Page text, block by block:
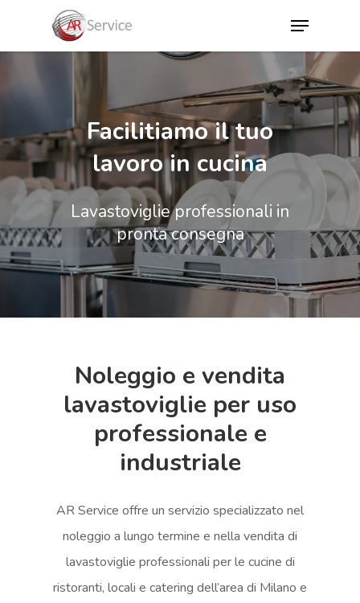
Hit enter to search or ESC to close
Facilitiamo il tuo
lavoro in cucina
Lavastoviglie professionali in
pronta consegna
Noleggio e vendita
lavastoviglie per uso
professionale e
industriale
AR Service offre un servizio specializzato nel
noleggio a lungo termine e nella vendita di
lavastoviglie professionali per le cucine di
ristoranti, locali e catering dell’area di Milano e